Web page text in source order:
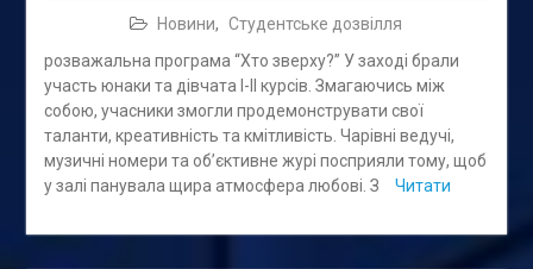
Новини, Студентське дозвілля
розважальна програма “Хто зверху?” У заході брали
участь юнаки та дівчата І-ІІ курсів. Змагаючись між
собою, учасники змогли продемонструвати свої
таланти, креативність та кмітливість. Чарівні ведучі,
музичні номери та об’єктивне журі посприяли тому, щоб
у залі панувала щира атмосфера любові. З
Читати